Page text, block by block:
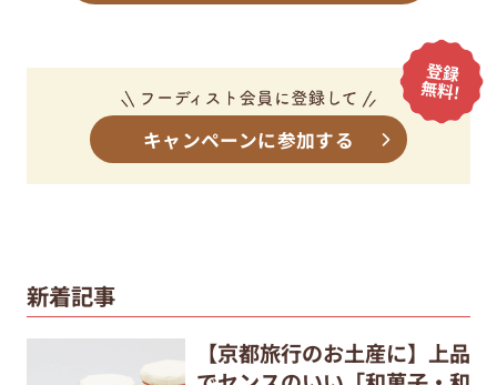
キャンペーンに参加する
新着記事
【京都旅行のお土産に】上品